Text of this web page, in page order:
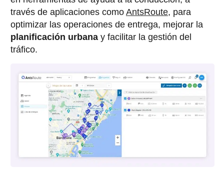
través de aplicaciones como AntsRoute, para
optimizar las operaciones de entrega, mejorar la
planificación urbana y facilitar la gestión del
tráfico.